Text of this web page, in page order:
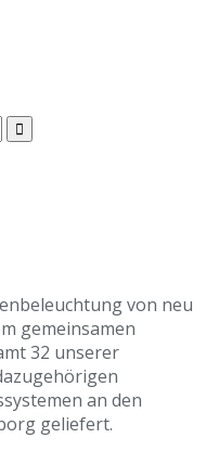
von neu
gemeinsamen
32 unserer
an den
geliefert.